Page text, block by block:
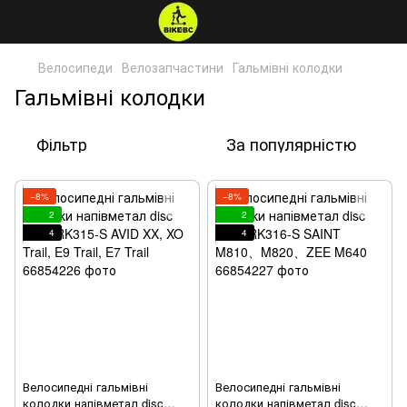
Велосипеди Велозапчастини Гальмівні колодки
Гальмівні колодки
Фільтр За популярністю
−8%
2
4
Велосипедні гальмівні
колодки напівметал disc
−8%
2
4
Велосипедні гальмівні
колодки напівметал disc